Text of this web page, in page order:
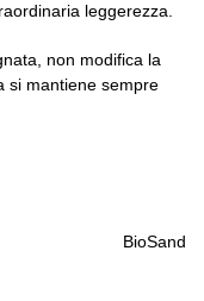
leggerezza.
non modifica la
si mantiene sempre
BioSand